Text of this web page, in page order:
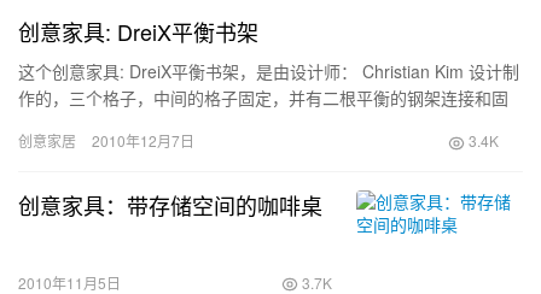
创意家具: DreiX平衡书架
这个创意家具: DreiX平衡书架，是由设计师： Christian Kim 设计制
作的，三个格子，中间的格子固定，并有二根平衡的钢架连接和固
了一个平衡的系统
创意家居 2010年12月7日 3.4K
创意家具：带存储空间的咖啡桌
2010年11月5日 3.7K